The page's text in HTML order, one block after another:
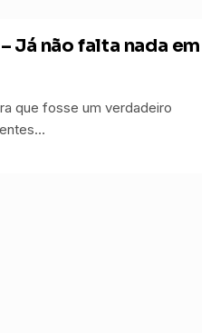
Já não falta nada em
que fosse um verdadeiro